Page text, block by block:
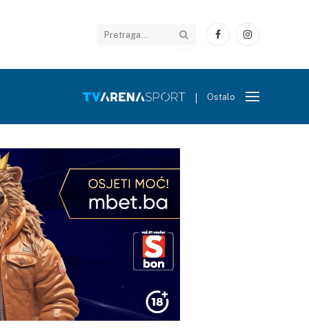
FacebookInstagram
Ostalo